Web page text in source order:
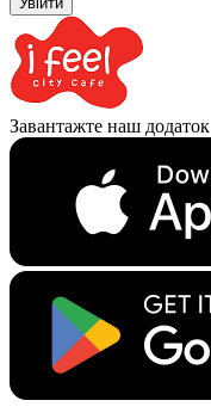
Завантажте наш додаток